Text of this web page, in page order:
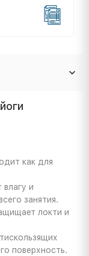
как для
влагу и
занятия.
локти и
поверхность.